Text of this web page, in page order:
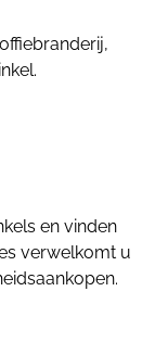
en vinden
verwelkomt u